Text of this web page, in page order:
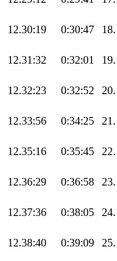
12.30:19 0:30:47 18.
12.31:32 0:32:01 19.
12.32:23 0:32:52 20.
12.33:56 0:34:25 21.
12.35:16 0:35:45 22.
12.36:29 0:36:58 23.
12.37:36 0:38:05 24.
12.38:40 0:39:09 25.